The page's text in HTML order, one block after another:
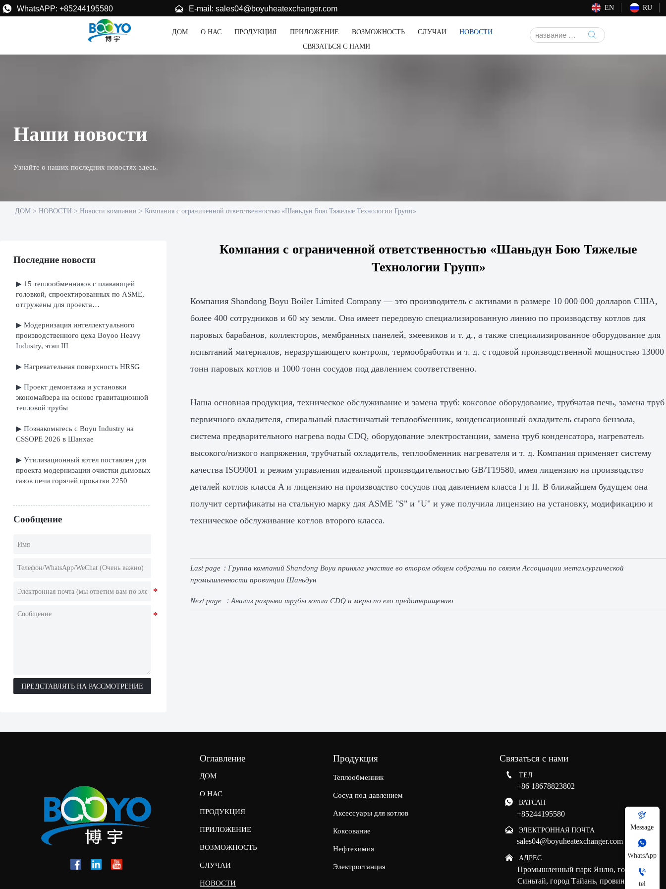
 WhatsAPP: +85244195580  E-mail: sales04@boyuheatexchanger.com EN RU
ДОМ О НАС ПРОДУКЦИЯ ПРИЛОЖЕНИЕ ВОЗМОЖНОСТЬ СЛУЧАИ
НОВОСТИ
СВЯЗАТЬСЯ С НАМИ

Наши новости
Узнайте о наших последних новостях здесь.
ДОМ > НОВОСТИ > Новости компании > Компания с ограниченной ответственностью «Шаньдун Бою Тяжелые Технологии Групп»
Последние новости
▶ 15 теплообменников с плавающей
головкой, спроектированных по ASME,
отгружены для проекта
Ираке
▶ Модернизация интеллектуального
производственного цеха Boyoo Heavy
Industry, этап III
▶ Нагревательная поверхность HRSG
▶ Проект демонтажа и установки
экономайзера на основе гравитационной
тепловой трубы
▶ Познакомьтесь с Boyu Industry на
CSSOPE 2026 в Шанхае
▶ Утилизационный котел поставлен для
проекта модернизации очистки дымовых
газов печи горячей прокатки 2250
Сообщение
ПРЕДСТАВЛЯТЬ НА РАССМОТРЕНИЕ
Компания с ограниченной ответственностью «Шаньдун Бою Тяжелые
Технологии Групп»
Компания Shandong Boyu Boiler Limited Company — это производитель с активами в размере 10 000 000 долларов США,
более 400 сотрудников и 60 му земли. Она имеет передовую специализированную линию по производству котлов для
паровых барабанов, коллекторов, мембранных панелей, змеевиков и т. д., а также специализированное оборудование для
испытаний материалов, неразрушающего контроля, термообработки и т. д. с годовой производственной мощностью 13000
тонн паровых котлов и 1000 тонн сосудов под давлением соответственно.
Наша основная продукция, техническое обслуживание и замена труб: коксовое оборудование, трубчатая печь, замена труб
первичного охладителя, спиральный пластинчатый теплообменник, конденсационный охладитель сырого бензола,
система предварительного нагрева воды CDQ, оборудование электростанции, замена труб конденсатора, нагреватель
высокого/низкого напряжения, трубчатый охладитель, теплообменник нагревателя и т. д. Компания применяет систему
качества ISO9001 и режим управления идеальной производительностью GB/T19580, имея лицензию на производство
деталей котлов класса A и лицензию на производство сосудов под давлением класса I и II. В ближайшем будущем она
получит сертификаты на стальную марку для ASME "S" и "U" и уже получила лицензию на установку, модификацию и
техническое обслуживание котлов второго класса.
Last page：Группа компаний Shandong Boyu приняла участие во втором общем собрании по связям Ассоциации металлургической
промышленности провинции Шаньдун
Next page ：Анализ разрыва трубы котла CDQ и меры по его предотвращению
Оглавление
ДОМ
О НАС
ПРОДУКЦИЯ
ПРИЛОЖЕНИЕ
ВОЗМОЖНОСТЬ
СЛУЧАИ
НОВОСТИ
Продукция
Теплообменник
Сосуд под давлением
Аксессуары для котлов
Коксование
Нефтехимия
Электростанция
Связаться с нами
 ТЕЛ
+86 18678823802
 ВАТСАП
+85244195580
 ЭЛЕКТРОННАЯ ПОЧТА
sales04@boyuheatexchanger.com
 АДРЕС
Промышленный парк Янлю, город
Синьтай, город Тайань, провинция

Message

WhatsApp

tel